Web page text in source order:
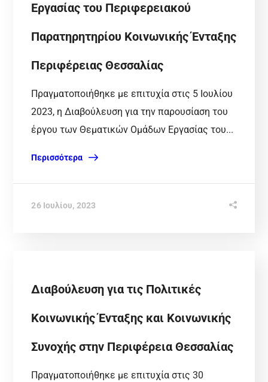
Εργασίας του Περιφερειακού
Παρατηρητηρίου Κοινωνικής Ένταξης
Περιφέρειας Θεσσαλίας
Πραγματοποιήθηκε με επιτυχία στις 5 Ιουλίου
2023, η Διαβούλευση για την παρουσίαση του
έργου των Θεματικών Ομάδων Εργασίας του...
Περισσότερα
26 Ιουλίου, 2023
Διαβούλευση για τις Πολιτικές
Κοινωνικής Ένταξης και Κοινωνικής
Συνοχής στην Περιφέρεια Θεσσαλίας
Πραγματοποιήθηκε με επιτυχία στις 30